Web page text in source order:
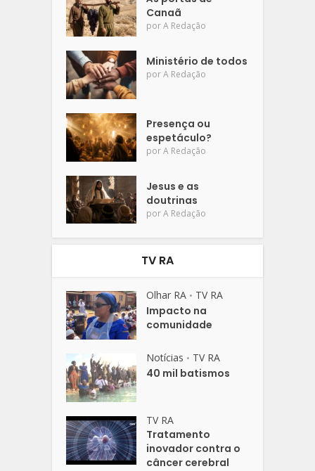
Canaã
porA Redação
Ministério de todos
porA Redação
Presença ou
espetáculo?
porA Redação
Jesus e as
doutrinas
porA Redação
TV RA
Olhar RA • TV RA
Impacto na
comunidade
Notícias • TV RA
40 mil batismos
TV RA
Tratamento
inovador contra o
câncer cerebral